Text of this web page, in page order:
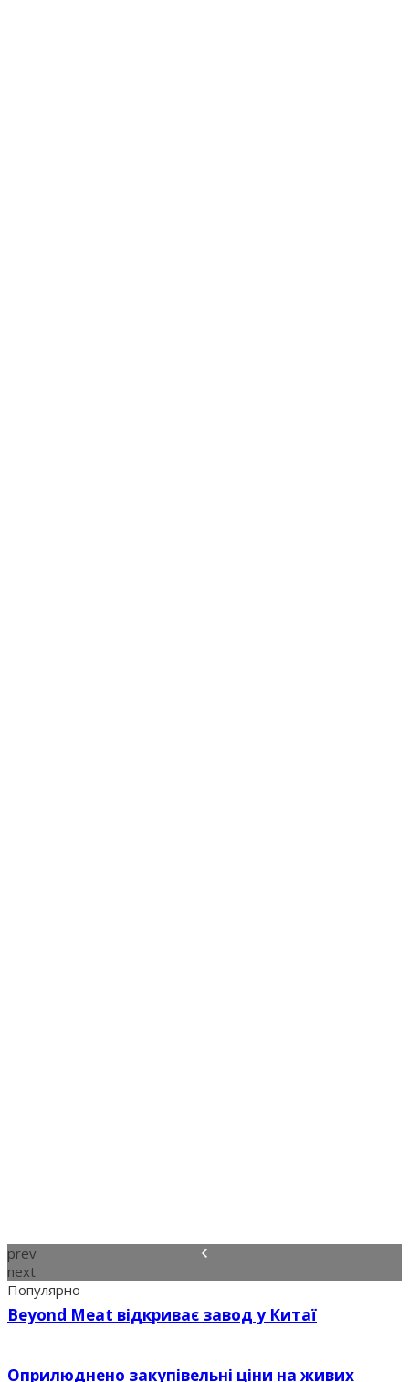
prev
next
Популярно
Beyond Meat відкриває завод у Китаї
Оприлюднено закупівельні ціни на живих